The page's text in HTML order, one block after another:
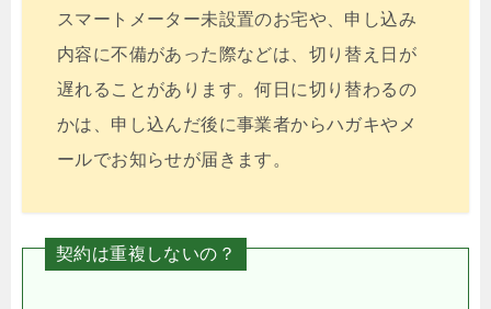
スマートメーター未設置のお宅や、申し込み
内容に不備があった際などは、切り替え日が
遅れることがあります。何日に切り替わるの
かは、申し込んだ後に事業者からハガキやメ
ールでお知らせが届きます。
契約は重複しないの？